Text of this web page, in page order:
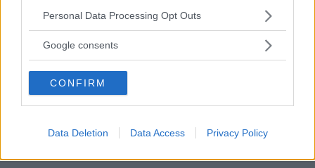
Please note that this website/app uses one or more Google
not limited to your visit or usage behaviour. You may click to
use your data for below specified purposes in below Google
consent section.
Personal Data Processing Opt Outs
Google consents
CONFIRM
Data Deletion Data Access Privacy Policy
hublot
keramisk Svar: 0 Forum:Handla - Säljes, Bytes, Köpes
Avslutad Hublot "not for sale" serviceklocka.
Service klocka från hublot som man fick låna under tiden sin
hubbe var på service förr. Använd men i gott skick, den
anmärkning jag kan hitta är ett litet märke klockan 12. Kommer
på svart läder som är original mig veterligen. Fick nytt verk för
Dennta Tråd 20 September 2024 hublot not for sale